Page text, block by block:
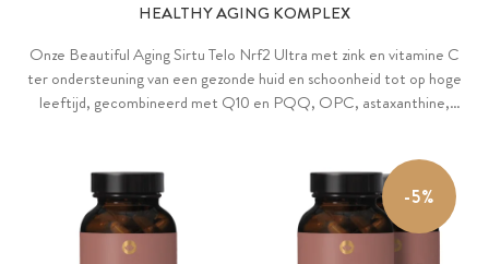
en aan de bescherming tegen oxidatieve stress, terwijl omega-3
vetzuren het hart, het gezichtsvermogen en de hersenen ondersteunen.
HEALTHY AGING KOMPLEX
Onze Beautiful Aging Sirtu Telo Nrf2 Ultra met zink en vitamine C
ter ondersteuning van een gezonde huid en schoonheid tot op hoge
leeftijd, gecombineerd met Q10 en PQQ, OPC, astaxanthine,
Ecklonia cava algen extract, de medicinale paddenstoelen reishi en
shiitake en de aminozuren carnosine en NAC.
-5%